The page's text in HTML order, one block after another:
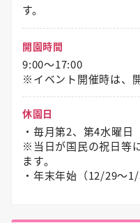
す。
開園時間
9:00～17:00
※イベント開催時は、
休園日
・毎月第2、第4水曜日
※当日が国民の祝日等
ます。
・年末年始（12/29〜1/